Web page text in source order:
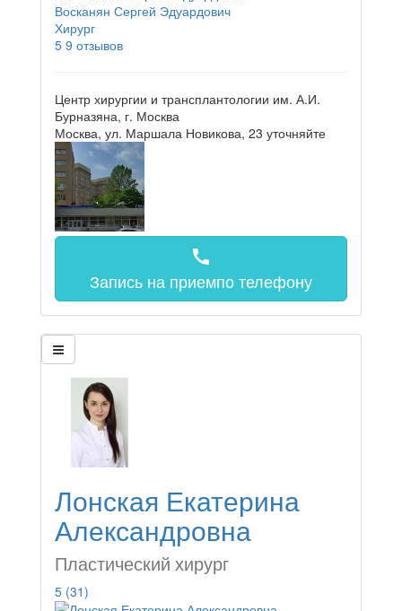
Восканян Сергей Эдуардович
Хирург
5 9 отзывов
Центр хирургии и трансплантологии им. А.И.
Бурназяна, г. Москва
Москва, ул. Маршала Новикова, 23 уточняйте
call
Запись на приемпо телефону
Лонская Екатерина
Александровна
Пластический хирург
5 (31)